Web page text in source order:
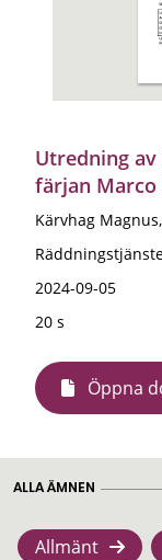
Utredning
färjan Marco
Kärvhag
2024-09-05
20 s
Öppna
ALLA ÄMNEN
Allmänt